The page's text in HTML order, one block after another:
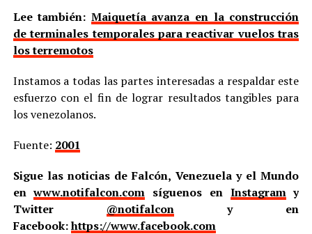
Lee también: Maiquetía avanza en la construcción
de terminales temporales para reactivar vuelos tras
los terremotos
Instamos a todas las partes interesadas a respaldar este
esfuerzo con el fin de lograr resultados tangibles para
los venezolanos.
Fuente: 2001
Sigue las noticias de Falcón, Venezuela y el Mundo
enwww.notifalcon.com síguenos en Instagramy
Twitter @notifalcony en
Facebook:https://www.facebook.com